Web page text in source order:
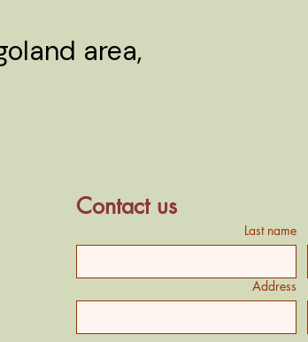
area,
Contact us
Last name
Address